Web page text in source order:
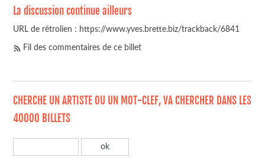
La discussion continue ailleurs
URL de rétrolien : https://www.yves.brette.biz/trackback/6841
Fil des commentaires de ce billet
CHERCHE UN ARTISTE OU UN MOT-CLEF, VA CHERCHER DANS LES
40000 BILLETS